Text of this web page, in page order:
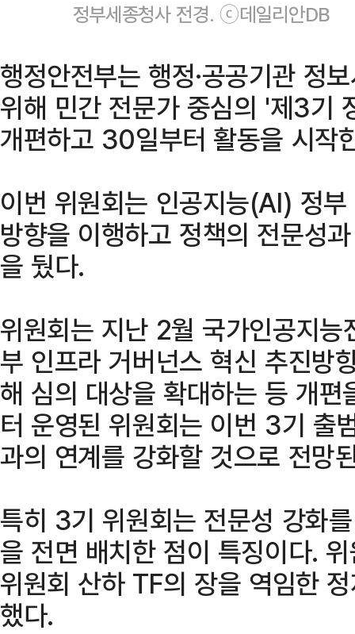
정부세종청사 전경. ⓒ데일리안DB
행정안전부는 행정·공공기관 정
위해 민간 전문가 중심의 '제3기
개편하고 30일부터 활동을 시작
이번 위원회는 인공지능(AI) 정
방향을 이행하고 정책의 전문성
을 뒀다.
위원회는 지난 2월 국가인공지능
부 인프라 거버넌스 혁신 추진방
해 심의 대상을 확대하는 등 개
터 운영된 위원회는 이번 3기 출
과의 연계를 강화할 것으로 전망
특히 3기 위원회는 전문성 강화
을 전면 배치한 점이 특징이다.
위원회 산하 TF의 장을 역임한
했다.